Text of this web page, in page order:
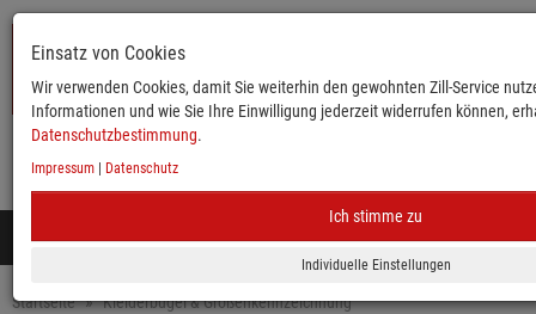
Toggle
Startseite
Kleiderbügel & Größenkennzeichnung
Einsatz von Cookies
Wir verwenden Cookies, damit Sie weiterhin den gewohnten Zill-Service
Informationen und wie Sie Ihre Einwilligung jederzeit widerrufen können,
Datenschutzbestimmung.
Impressum Datenschutz
Ich stimme zu